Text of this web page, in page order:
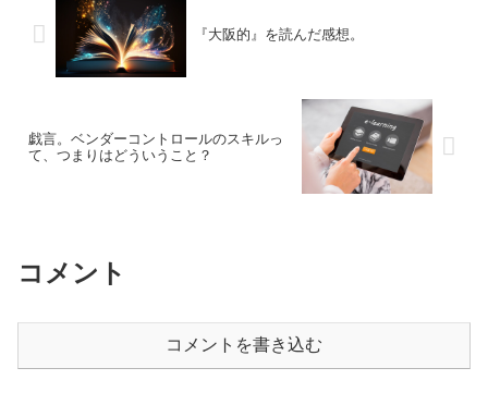
『大阪的』を読んだ感想。
戯言。ベンダーコントロールのスキルっ
て、つまりはどういうこと？
コメント
コメントを書き込む